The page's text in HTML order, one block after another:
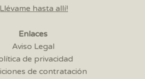
hasta allí!
Enlaces
Aviso Legal
de privacidad
de contratación